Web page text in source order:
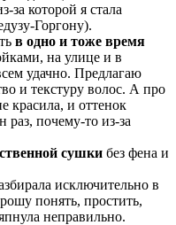
за которой я стала
Горгону).
в одно и тоже время
на улице и в
удачно. Предлагаю
и текстуру волос. А про
красила, и оттенок
раз, почему-то из-за
сушки без фена и
исключительно в
понять, простить,
неправильно.